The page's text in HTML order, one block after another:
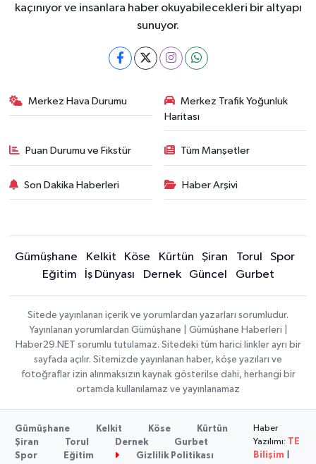
kaçınıyor ve insanlara haber okuyabilecekleri bir altyapı
sunuyor.
Merkez Hava Durumu
Merkez Trafik Yoğunluk
Haritası
Puan Durumu ve Fikstür Tüm Manşetler
Son Dakika Haberleri Haber Arşivi
Gümüşhane Kelkit Köse Kürtün Şiran Torul
Spor
Eğitim
İş Dünyası Dernek Güncel Gurbet
Sitede yayınlanan içerik ve yorumlardan yazarları sorumludur.
Yayınlanan yorumlardan Gümüşhane | Gümüşhane Haberleri |
Haber29.NET sorumlu tutulamaz. Sitedeki tüm harici linkler ayrı bir
sayfada açılır. Sitemizde yayınlanan haber, köşe yazıları ve
fotoğraflar izin alınmaksızın kaynak gösterilse dahi, herhangi bir
ortamda kullanılamaz ve yayınlanamaz
Gümüşhane Kelkit Köse
Kürtün
Şiran
Torul Dernek
Gurbet
Spor
Eğitim Gizlilik Politikası
Haber
Yazılımı:
TE
Bilişim